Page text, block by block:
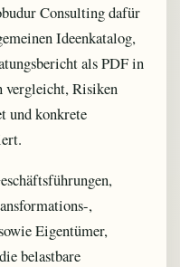
Consulting dafür
Ideenkatalog,
als PDF in
vergleicht, Risiken
und konkrete
,
Eigentümer,
belastbare